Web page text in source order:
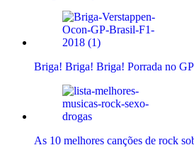
Briga! Briga! Briga! Porrada no
As 10 melhores canções de rock